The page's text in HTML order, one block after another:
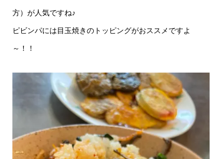
方）が人気ですね♪
ピビンパには目玉焼きのトッピングがおススメですよ
～！！